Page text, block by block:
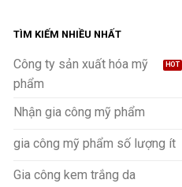
TÌM KIẾM NHIỀU NHẤT
Công ty sản xuất hóa mỹ
phẩm
Nhận gia công mỹ phẩm
gia công mỹ phẩm số lượng ít
Gia công kem trắng da